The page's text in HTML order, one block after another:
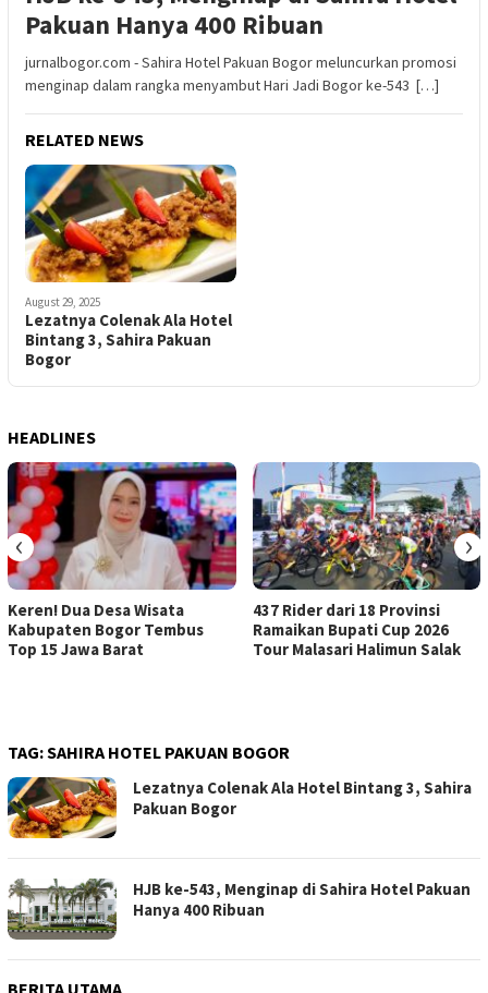
Pakuan Hanya 400 Ribuan
jurnalbogor.com - Sahira Hotel Pakuan Bogor meluncurkan promosi
menginap dalam rangka menyambut Hari Jadi Bogor ke-543 […]
RELATED NEWS
August 29, 2025
Lezatnya Colenak Ala Hotel
Bintang 3, Sahira Pakuan
Bogor
HEADLINES
Keren! Dua Desa Wisata
Kabupaten Bogor Tembus
Top 15 Jawa Barat
437 Rider dari 18 Provinsi
Ramaikan Bupati Cup 2026
Tour Malasari Halimun Salak
‹ ›
TAG:SAHIRA HOTEL PAKUAN BOGOR
Lezatnya Colenak Ala Hotel Bintang 3, Sahira
Pakuan Bogor
HJB ke-543, Menginap di Sahira Hotel Pakuan
Hanya 400 Ribuan